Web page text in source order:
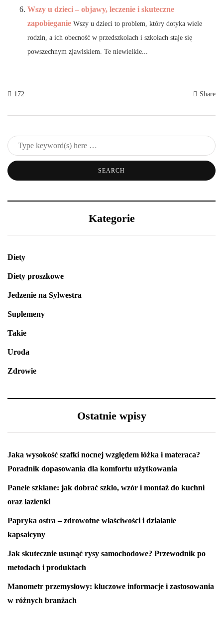
Wszy u dzieci – objawy, leczenie i skuteczne
zapobieganie Wszy u dzieci to problem, który dotyka wiele
rodzin, a ich obecność w przedszkolach i szkołach staje się
powszechnym zjawiskiem. Te niewielkie...
172 Share
Kategorie
Diety
Diety proszkowe
Jedzenie na Sylwestra
Suplemeny
Takie
Uroda
Zdrowie
Ostatnie wpisy
Jaka wysokość szafki nocnej względem łóżka i materaca?
Poradnik dopasowania dla komfortu użytkowania
Panele szklane: jak dobrać szkło, wzór i montaż do kuchni
oraz łazienki
Papryka ostra – zdrowotne właściwości i działanie
kapsaicyny
Jak skutecznie usunąć rysy samochodowe? Przewodnik po
metodach i produktach
Manometr przemysłowy: kluczowe informacje i zastosowania
w różnych branżach